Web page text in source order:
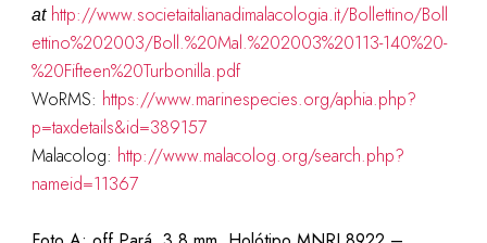
at http://www.societaitalianadimalacologia.it/Bollettino/Boll
ettino%202003/Boll.%20Mal.%202003%20113-140%20-
%20Fifteen%20Turbonilla.pdf
WoRMS: https://www.marinespecies.org/aphia.php?
p=taxdetails&id=389157
Malacolog: http://www.malacolog.org/search.php?
nameid=11367